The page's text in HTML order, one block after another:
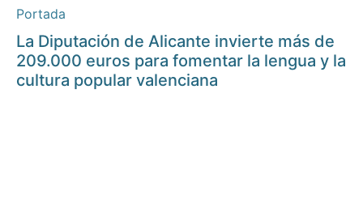
Portada
La Diputación de Alicante invierte más de
209.000 euros para fomentar la lengua y la
cultura popular valenciana